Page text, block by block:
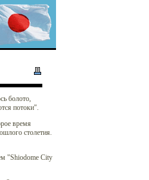
болото,
потоки".
время
столетия.
"Shiodome City